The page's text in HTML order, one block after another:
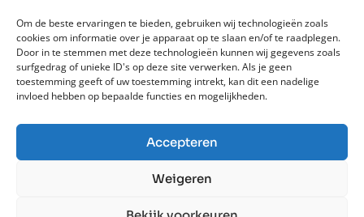
Om de beste ervaringen te bieden, gebruiken wij technologieën zoals
cookies om informatie over je apparaat op te slaan en/of te raadplegen.
Door in te stemmen met deze technologieën kunnen wij gegevens zoals
surfgedrag of unieke ID's op deze site verwerken. Als je geen
toestemming geeft of uw toestemming intrekt, kan dit een nadelige
invloed hebben op bepaalde functies en mogelijkheden.
Accepteren
Weigeren
Contact
Stuur een email
Hoofdstraat 182,
9982 AK Uithuizermeeden
Ondernemersfonds Het Hogeland (2022)
Privacyverklaring